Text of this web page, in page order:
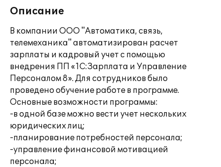
Описание
В компании ООО "Автоматика, связь,
телемеханика" автоматизирован расчет
зарплаты и кадровый учет с помощью
внедрения ПП «1С:Зарплата и Управление
Персоналом 8». Для сотрудников было
проведено обучение работе в программе.
Основные возможности программы:
-в одной базе можно вести учет нескольких
юридических лиц;
-планирование потребностей персонала;
-управление финансовой мотивацией
персонала;